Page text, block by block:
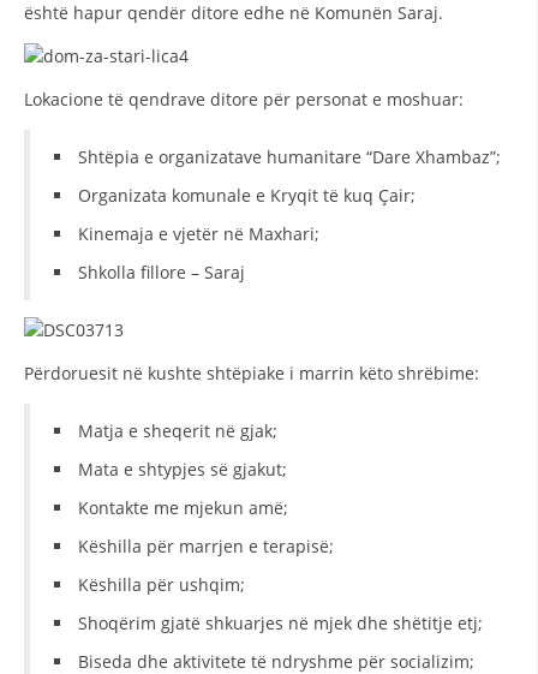
PËRGATITSHMËRI DHE VEPRIM GJATË KATASTROFAVE
STACIONIN E UJIT SHPËTIMIT – VODNO
PROJEKTE
MARRDHËNJE ME PUBLIKUN
HULUMTIMI I OPINIONIT PUBLIK
MARRËVESHJE
SHËRBIMI PËR KËRKIM
VEPRIMTARI SHËNDETËSORE PREVENTIVE
NDIHMA E PARË
është hapur qendër ditore edhe në Komunën Saraj.
Lokacione të qendrave ditore për personat e moshuar:
Shtëpia e organizatave humanitare “Dare Xhambaz”;
Organizata komunale e Kryqit të kuq Çair;
Kinemaja e vjetër në Maxhari;
Shkolla fillore – Saraj
Përdoruesit në kushte shtëpiake i marrin këto shrëbime:
Matja e sheqerit në gjak;
Mata e shtypjes së gjakut;
Kontakte me mjekun amë;
Këshilla për marrjen e terapisë;
Këshilla për ushqim;
Shoqërim gjatë shkuarjes në mjek dhe shëtitje etj;
Biseda dhe aktivitete të ndryshme për socializim;